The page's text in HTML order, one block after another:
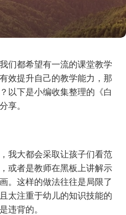
们都希望有一流的课堂教学
效提升自己的教学能力，那
以下是小编收集整理的《白
享。
我大都会采取让孩子们看范
或者是教师在黑板上讲解示
。这样的做法往往是局限了
太注重于幼儿的知识技能的
违背的。